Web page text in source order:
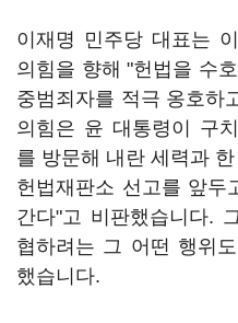
이재명 민주당 대표는
의힘을 향해 "헌법을 수
중범죄자를 적극 옹호하
의힘은 윤 대통령이 구
를 방문해 내란 세력과
헌법재판소 선고를 앞두
간다"고 비판했습니다.
협하려는 그 어떤 행위
했습니다.